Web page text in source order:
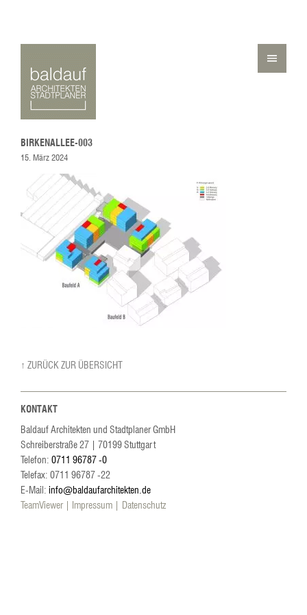
BIRKENALLEE-003
15. März 2024
↑ ZURÜCK ZUR ÜBERSICHT
KONTAKT
Baldauf Architekten und Stadtplaner GmbH
Schreiberstraße 27| 70199Stuttgart
Telefon: 0711 96787 -0
Telefax: 0711 96787 -22
E-Mail: info@baldaufarchitekten.de
TeamViewer
Impressum Datenschutz